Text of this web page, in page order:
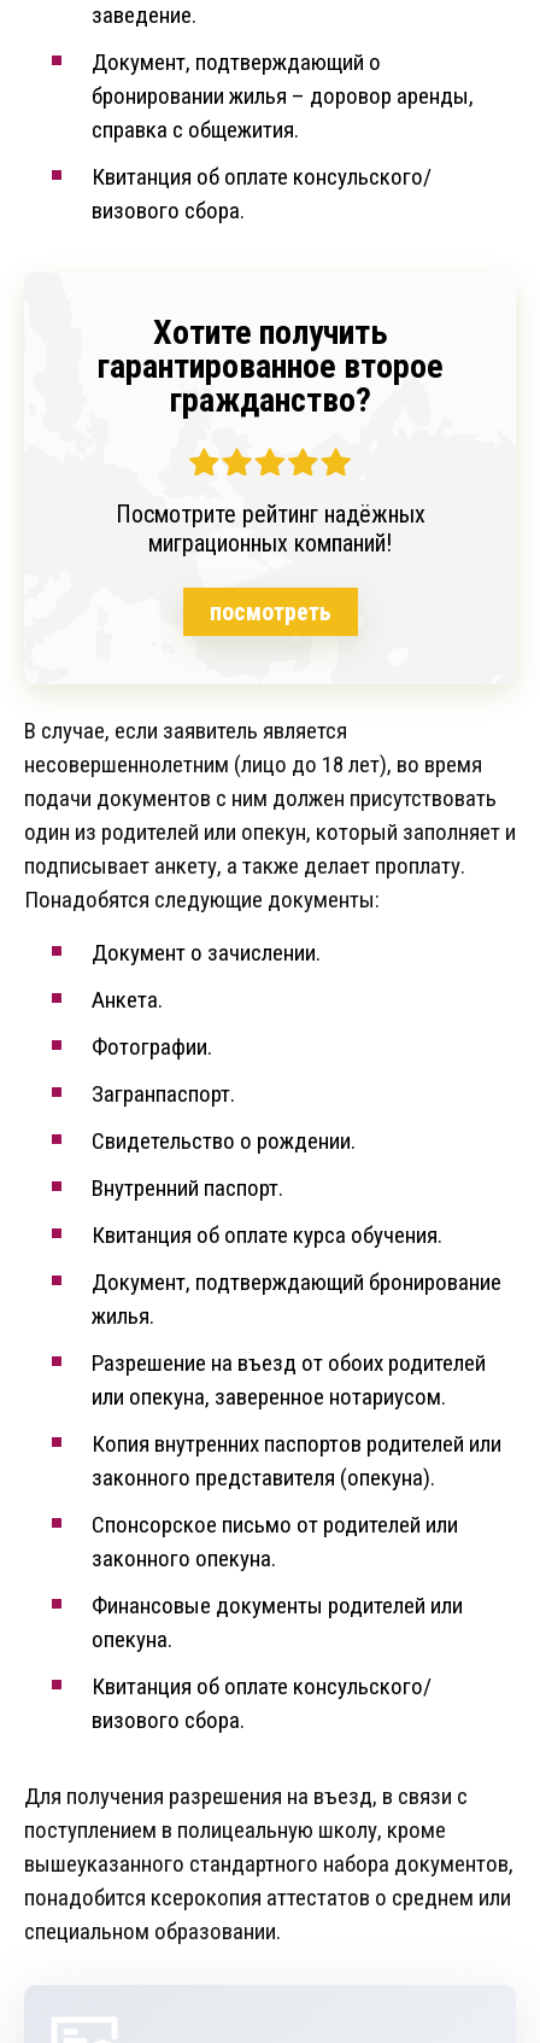
заведение.
Документ, подтверждающий о
бронировании жилья – доровор аренды,
справка с общежития.
Квитанция об оплате консульского/
визового сбора.
Хотите получить
гарантированное второе
гражданство?
Посмотрите рейтинг надёжных
миграционных компаний!
посмотреть
В случае, если заявитель является
несовершеннолетним (лицо до 18 лет), во время
подачи документов с ним должен присутствовать
один из родителей или опекун, который заполняет и
подписывает анкету, а также делает проплату.
Понадобятся следующие документы:
Документ о зачислении.
Анкета.
Фотографии.
Загранпаспорт.
Свидетельство о рождении.
Внутренний паспорт.
Квитанция об оплате курса обучения.
Документ, подтверждающий бронирование
жилья.
Разрешение на въезд от обоих родителей
или опекуна, заверенное нотариусом.
Копия внутренних паспортов родителей или
законного представителя (опекуна).
Спонсорское письмо от родителей или
законного опекуна.
Финансовые документы родителей или
опекуна.
Квитанция об оплате консульского/
визового сбора.
Для получения разрешения на въезд, в связи с
поступлением в полицеальную школу, кроме
вышеуказанного стандартного набора документов,
понадобится ксерокопия аттестатов о среднем или
специальном образовании.